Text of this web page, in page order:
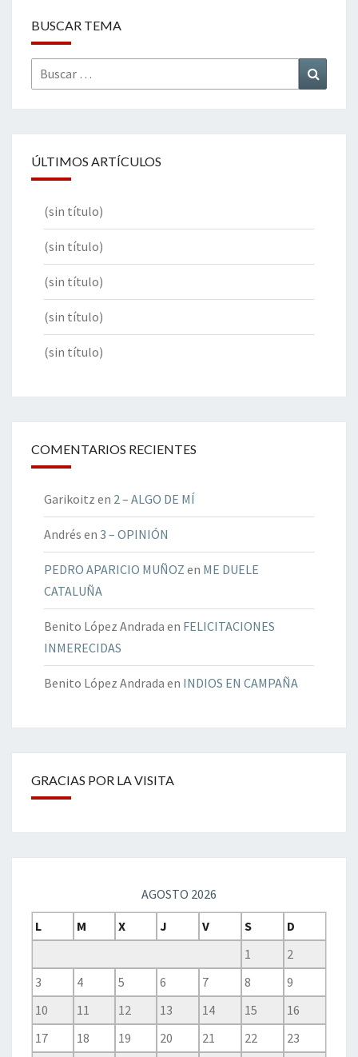
BUSCAR TEMA
Buscar
por:
ÚLTIMOS ARTÍCULOS
(sin título)
(sin título)
(sin título)
(sin título)
(sin título)
COMENTARIOS RECIENTES
Garikoitz en 2 – ALGO DE MÍ
Andrés en 3 – OPINIÓN
PEDRO APARICIO MUÑOZ en ME DUELE
CATALUÑA
Benito López Andrada en FELICITACIONES
INMERECIDAS
Benito López Andrada en INDIOS EN CAMPAÑA
GRACIAS POR LA VISITA
AGOSTO 2026
L
M X J V S
D
1
2
3
4 5 6 7 8
9
10
11 12 13 14 15
16
17
18 19 20 21 22
23